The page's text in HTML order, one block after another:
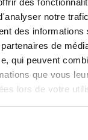
notre
des
de
qui peuvent
que vous
lors de votre